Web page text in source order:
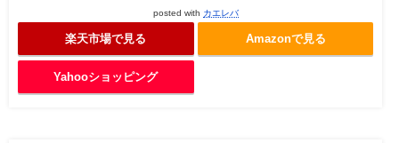
posted with カエレバ
楽天市場で見る Amazonで見る
Yahooショッピング